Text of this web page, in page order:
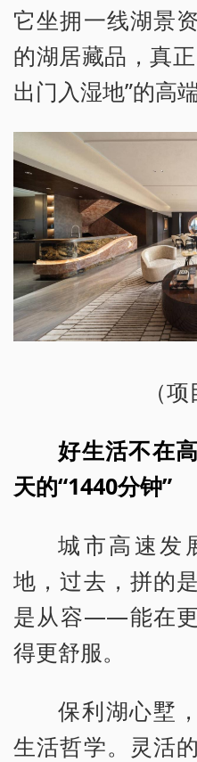
它坐拥一线湖景
的湖居藏品，真
出门入湿地”的高
（
好生活不在
天的“1440分钟”
城市高速发
地，过去，拼的
是从容——能在
得更舒服。
保利湖心墅
生活哲学。灵活